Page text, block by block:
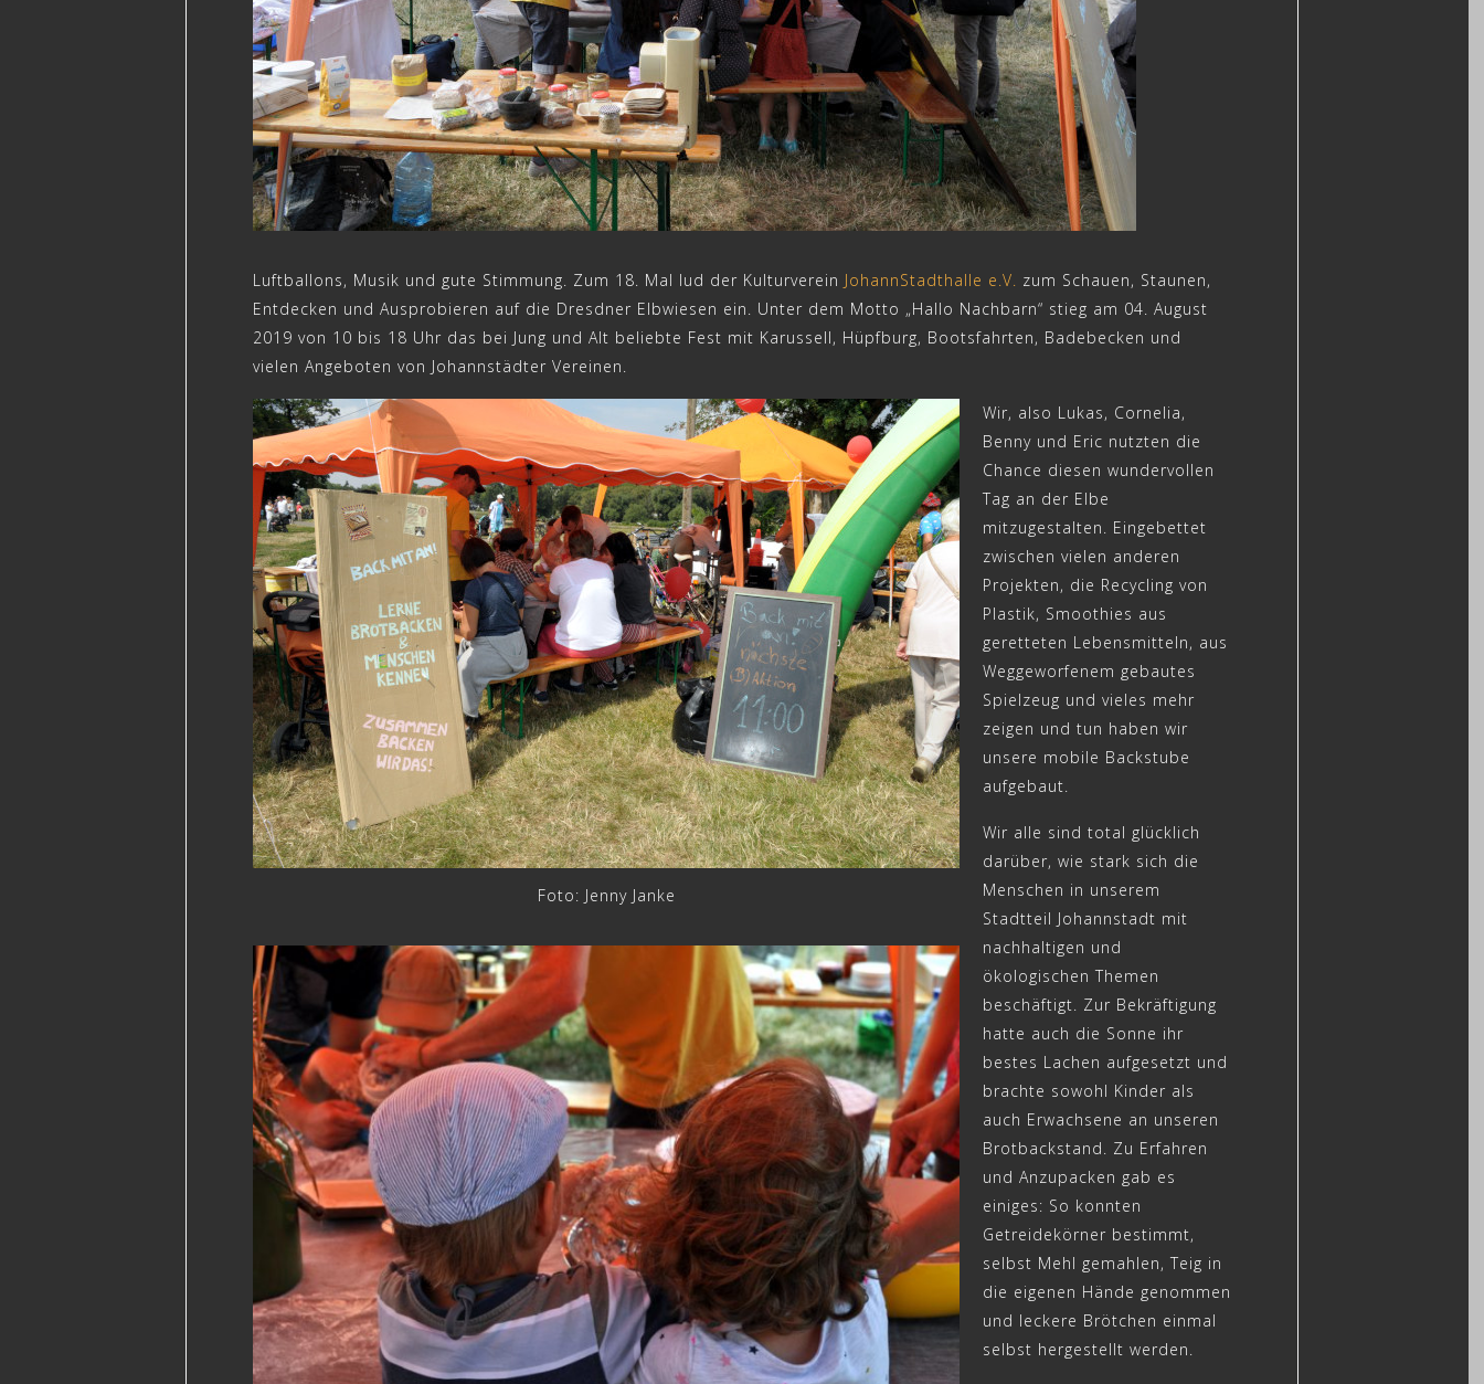
Luftballons, Musik und gute Stimmung. Zum 18. Mal lud der Kulturverein JohannStadthalle e.V. zum Schauen, Staunen,
Entdecken und Ausprobieren auf die Dresdner Elbwiesen ein. Unter dem Motto „Hallo Nachbarn“ stieg am 04. August
2019 von 10 bis 18 Uhr das bei Jung und Alt beliebte Fest mit Karussell, Hüpfburg, Bootsfahrten, Badebecken und
vielen Angeboten von Johannstädter Vereinen.
Foto: Jenny Janke
Wir, also Lukas, Cornelia,
Benny und Eric nutzten die
Chance diesen wundervollen
Tag an der Elbe
mitzugestalten. Eingebettet
zwischen vielen anderen
Projekten, die Recycling von
Plastik, Smoothies aus
geretteten Lebensmitteln, aus
Weggeworfenem gebautes
Spielzeug und vieles mehr
zeigen und tun haben wir
unsere mobile Backstube
aufgebaut.
Wir alle sind total glücklich
darüber, wie stark sich die
Menschen in unserem
Stadtteil Johannstadt mit
nachhaltigen und
ökologischen Themen
beschäftigt. Zur Bekräftigung
hatte auch die Sonne ihr
bestes Lachen aufgesetzt und
brachte sowohl Kinder als
auch Erwachsene an unseren
Brotbackstand. Zu Erfahren
und Anzupacken gab es
einiges: So konnten
Getreidekörner bestimmt,
selbst Mehl gemahlen, Teig in
die eigenen Hände genommen
und leckere Brötchen einmal
selbst hergestellt werden.